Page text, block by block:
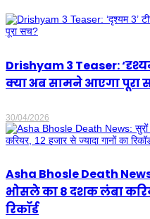
Drishyam 3 Teaser:
क्या अब सामने आएगा पूरा
30/04/2026
Asha Bhosle Death
भोसले का 8 दशक लंबा
रिकॉर्ड